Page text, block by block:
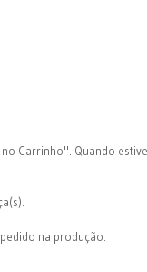
Carrinho". Quando
na produção.